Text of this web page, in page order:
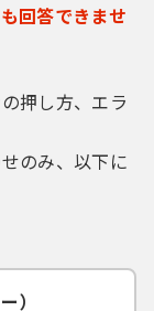
回答できませ
押し方、エラ
のみ、以下に
）